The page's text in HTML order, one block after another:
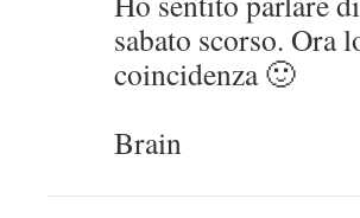
sabato scorso.
coincidenza 🙂
Brain